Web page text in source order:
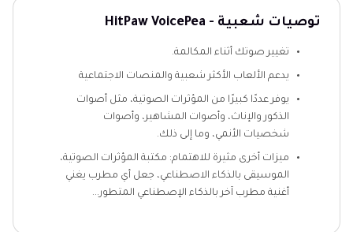
توصيات شعبية - HitPaw VoicePea
تغيير صوتك أثناء المكالمة.
يدعم الألعاب الأكثر شعبية والمنصات الاجتماعية
يوفر عددًا كبيرًا من المؤثرات الصوتية، مثل أصوات
الذكور والإناث، وأصوات المشاهير، وأصوات
شخصيات الأنمي، وما إلى ذلك.
ميزات أخرى مثيرة للاهتمام: مكتبة المؤثرات الصوتية،
الموسيقى بالذكاء الاصطناعي، جعل أي مطرب يغني
أغنية مطرب آخر بالذكاء الإصطناعي المتطور...